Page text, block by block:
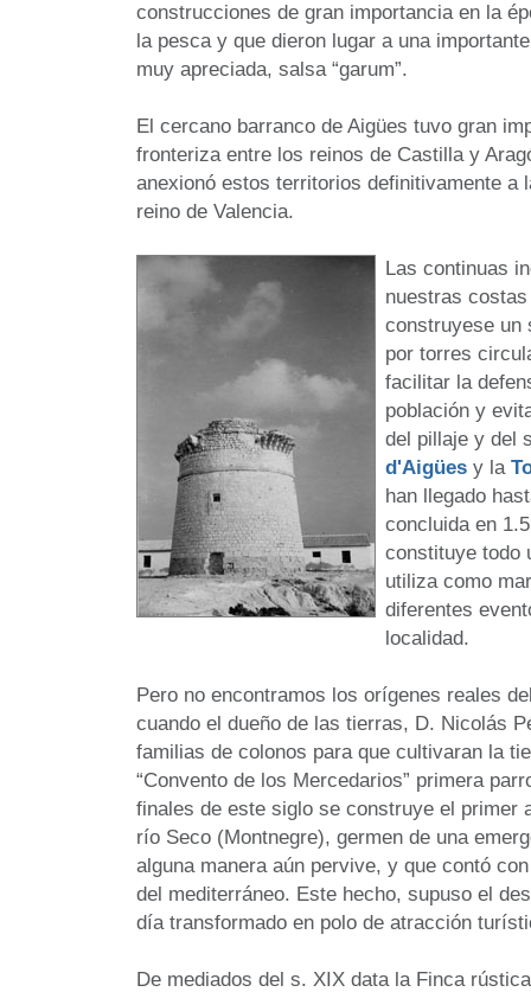
construcciones de gran importancia en la
la pesca y que dieron lugar a una
muy apreciada, salsa “garum”.
El cercano barranco de Aigües tuvo gran
fronteriza entre los reinos de Castilla y
anexionó estos territorios definitivamente a
reino de Valencia.
Las continuas
nuestras
construyese un
por torres
facilitar la
población y
del pillaje y del
d'Aigües y la
han llegado
concluida en
constituye todo
utiliza como
diferentes
localidad.
Pero no encontramos los orígenes reales
cuando el dueño de las tierras, D. Nicolás
familias de colonos para que cultivaran la
“Convento de los Mercedarios” primera
finales de este siglo se construye el primer
río Seco (Montnegre), germen de una
alguna manera aún pervive, y que contó
del mediterráneo. Este hecho, supuso el
día transformado en polo de atracción
De mediados del s. XIX data la Finca